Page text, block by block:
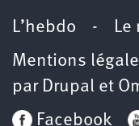
L’hebdo - Le
Mentions
par Drupal et
Facebook